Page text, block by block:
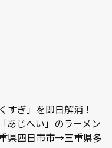
すぎ」を即日解消！
あじへい」のラーメン
県四日市市→三重県多